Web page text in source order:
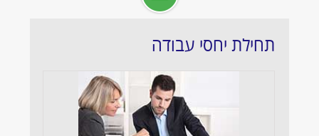
תחילת יחסי עבודה